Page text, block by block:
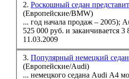
2. Роскошный седан
(Европейские/BMW)
...
525 000 руб. и заканчивается 3
11.03.2009
3. Популярный немецкий
(Европейские/Audi)
... немецкого седана Audi A4 можно выделить: Infiniti G35 (цена начинается от 1 500 тыс.